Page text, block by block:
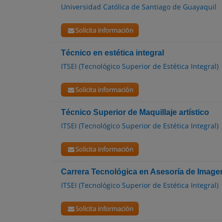
Universidad Católica de Santiago de Guayaquil
Solicita información
Técnico en estética integral
ITSEI (Tecnológico Superior de Estética Integral)
Solicita información
Técnico Superior de Maquillaje artístico
ITSEI (Tecnológico Superior de Estética Integral)
Solicita información
Carrera Tecnológica en Asesoría de
ITSEI (Tecnológico Superior de Estética Integral)
Solicita información